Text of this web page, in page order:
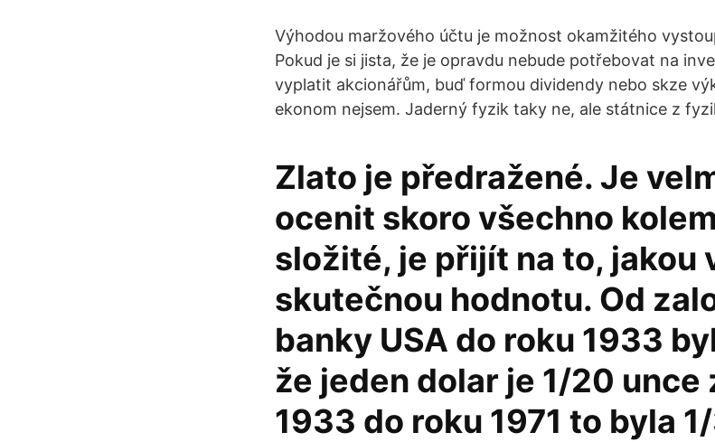
Výhodou maržového účtu je možnost okamžitého
Pokud je si jista, že je opravdu nebude potřebovat na
vyplatit akcionářům, buď formou dividendy nebo skze
ekonom nejsem. Jaderný fyzik taky ne, ale státnice z
Zlato je předražené. Je
ocenit skoro všechno
složité, je přijít na to, jakou
skutečnou hodnotu. Od
banky USA do roku 1933
že jeden dolar je 1/20 unce
1933 do roku 1971 to byla